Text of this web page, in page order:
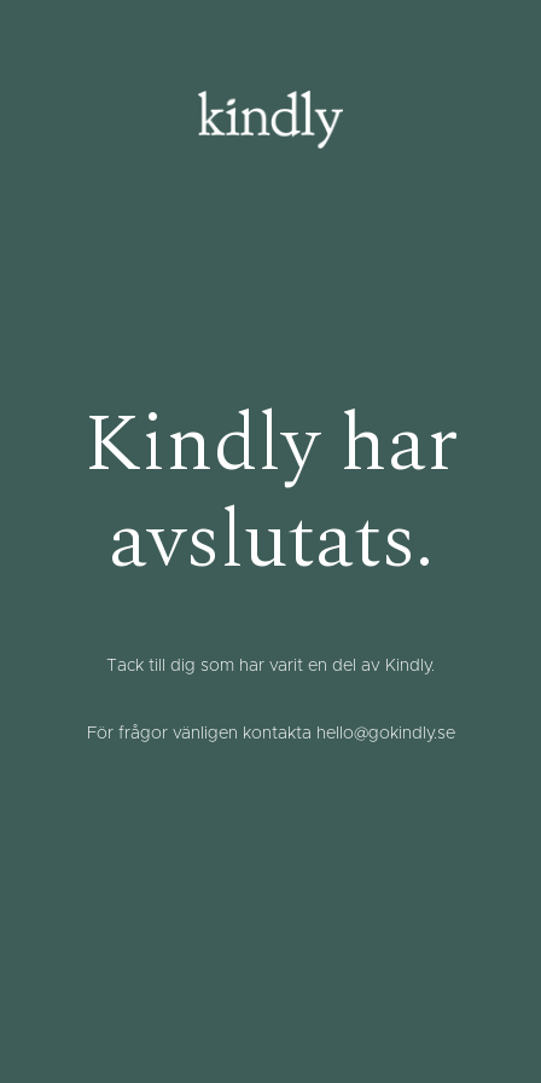
Kindly har
avslutats.
Tack till dig som har varit en del av Kindly.
För frågor vänligen kontakta hello@gokindly.se